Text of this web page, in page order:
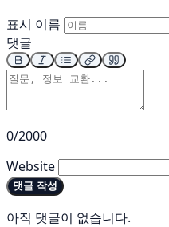
표시 이름
댓글
0/2000
Website
댓글 작성
아직 댓글이 없습니다.